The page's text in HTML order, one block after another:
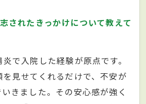
されたきっかけについて教えて
で入院した経験が原点です。
見せてくれるだけで、不安が
きました。その安心感が強く